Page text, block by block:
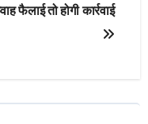
फैलाई तो होगी कार्रवाई